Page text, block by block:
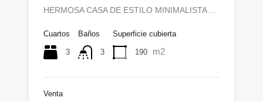
HERMOSA CASA DE ESTILO MINIMALISTA…
Cuartos
3
Baños
3
Superficie cubierta
190 m2
Venta